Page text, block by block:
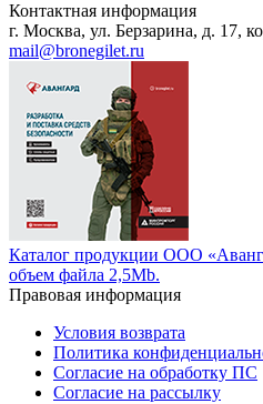
Контактная информация
г. Москва, ул. Берзарина, д. 17,
mail@bronegilet.ru
Каталог продукции ООО
объем файла 2,5Mb.
Правовая информация
Условия возврата
Политика
Согласие на обработку ПС
Согласие на рассылку